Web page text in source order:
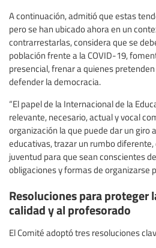
A continuación, admitió que estas
pero se han ubicado ahora en un
contrarrestarlas, considera que se
población frente a la COVID-19,
presencial, frenar a quienes
defender la democracia.
“El papel de la Internacional de la
relevante, necesario, actual y vocal
organización la que puede dar un giro
educativas, trazar un rumbo
juventud para que sean conscientes
obligaciones y formas de organizarse
Resoluciones para proteger
calidad y al profesorado
El Comité adoptó tres resoluciones